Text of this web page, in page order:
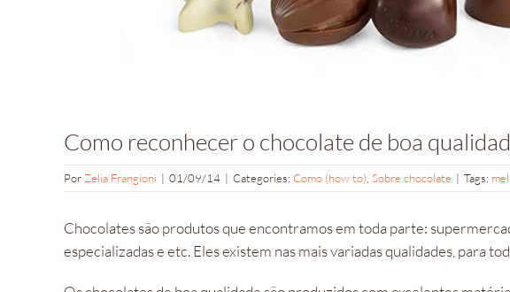
Como reconhecer o chocolate de boa
Por Zelia Frangioni | 01/09/14 | Categories: Como (how to) Sobre chocolate | Tags:
Chocolates são produtos que encontramos em toda parte:
especializadas e etc. Eles existem nas mais variadas qualidades, para